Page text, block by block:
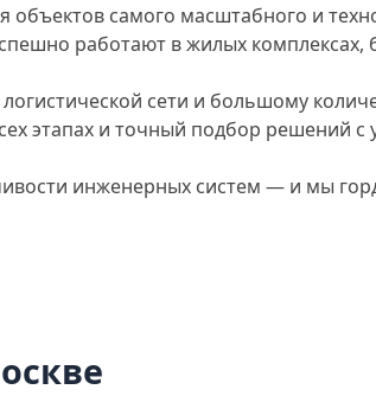
самого масштабного и
работают в жилых комплексах,
сети и большому
этапах и точный подбор решений
инженерных систем — и мы